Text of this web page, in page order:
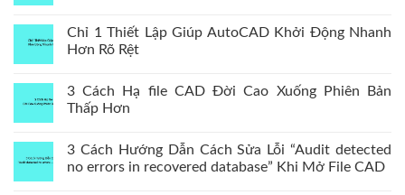
Chỉ 1 Thiết Lập Giúp AutoCAD Khởi Động Nhanh
Hơn Rõ Rệt
3 Cách Hạ file CAD Đời Cao Xuống Phiên Bản
Thấp Hơn
3 Cách Hướng Dẫn Cách Sửa Lỗi “Audit detected
no errors in recovered database” Khi Mở File CAD